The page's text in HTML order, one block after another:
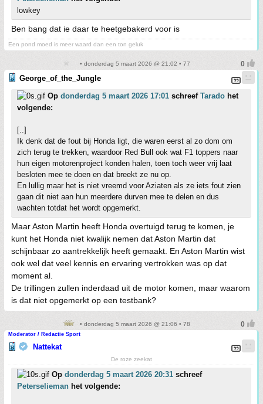
lowkey
Ben bang dat ie daar te heetgebakerd voor is
Een pond moed is meer waard dan een ton geluk
• donderdag 5 maart 2026 @ 21:02 • 77
George_of_the_Jungle
Op donderdag 5 maart 2026 17:01 schreef Tarado het
volgende:
[..]
Ik denk dat de fout bij Honda ligt, die waren eerst al zo dom om
zich terug te trekken, waardoor Red Bull ook wat F1 toppers naar
hun eigen motorenproject konden halen, toen toch weer vrij laat
besloten mee te doen en dat breekt ze nu op.
En lullig maar het is niet vreemd voor Aziaten als ze iets fout zien
gaan dit niet aan hun meerdere durven mee te delen en dus
wachten totdat het wordt opgemerkt.
Maar Aston Martin heeft Honda overtuigd terug te komen, je
kunt het Honda niet kwalijk nemen dat Aston Martin dat
schijnbaar zo aantrekkelijk heeft gemaakt. En Aston Martin wist
ook wel dat veel kennis en ervaring vertrokken was op dat
moment al.
De trillingen zullen inderdaad uit de motor komen, maar waarom
is dat niet opgemerkt op een testbank?
• donderdag 5 maart 2026 @ 21:06 • 78
Moderator / Redactie Sport
Nattekat
De roze zeekat
Op donderdag 5 maart 2026 20:31 schreef
Peterselieman het volgende: